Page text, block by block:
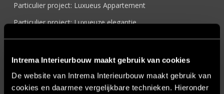
Intrema Interieurbouw maakt gebruik van cookies
De website van Intrema Interieurbouw maakt gebruik van
cookies en daarmee vergelijkbare technieken. Hieronder
Particulier project: Luxueus Appartement
Particulier project: Luxueuze elegantie
Particulier project: Moderne Woonvilla
Particulier project: Stijlvolle Woonvilla
Particulier project: Woonvilla met exclusief maatwerk
Projecten